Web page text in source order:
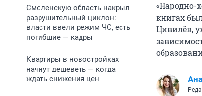
Смоленскую область накрыл
разрушительный циклон:
власти ввели режим ЧС, есть
погибшие — кадры
Квартиры в новостройках
начнут дешеветь — когда
ждать снижения цен
«Народно-
книгах
Цивилёв,